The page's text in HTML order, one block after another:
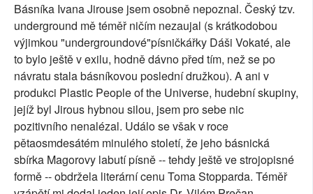
Básníka Ivana Jirouse jsem osobně nepoznal. Český tzv.
underground mě téměř ničím nezaujal (s krátkodobou
výjimkou "undergroundové"písničkářky Dáši Vokaté, ale
to bylo ještě v exilu, hodně dávno před tím, než se po
návratu stala básníkovou poslední družkou). A ani v
produkci Plastic People of the Universe, hudební skupiny,
jejíž byl Jirous hybnou silou, jsem pro sebe nic
pozitivního nenalézal. Událo se však v roce
pětaosmdesátém minulého století, že jeho básnická
sbírka Magorovy labutí písně -- tehdy ještě ve strojopisné
formě -- obdržela literární cenu Toma Stopparda. Téměř